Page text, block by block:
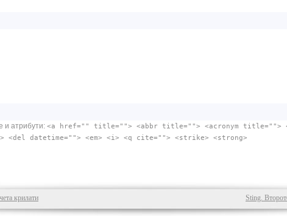
и атрибути: <a href="" title=""> <abbr title=""> <acronym title="">
<del datetime=""> <em> <i> <q cite=""> <strike> <strong>
крилати Sting.